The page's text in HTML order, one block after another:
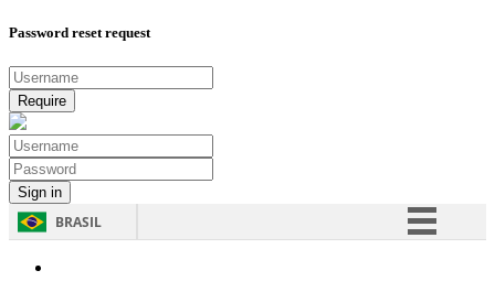
Password reset request
BRASIL